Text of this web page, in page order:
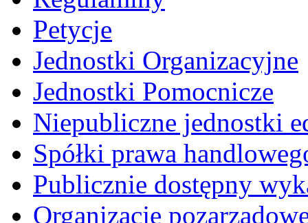
Petycje
Jednostki Organizacyjne
Jednostki Pomocnicze
Niepubliczne jednostki
Spółki prawa
Publicznie dostępny
Organizacje